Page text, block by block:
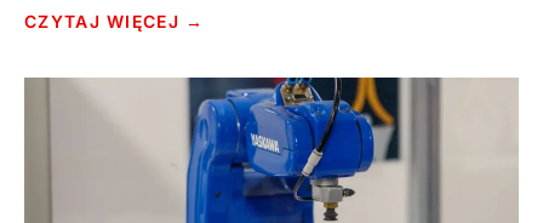
CZYTAJ WIĘCEJ →